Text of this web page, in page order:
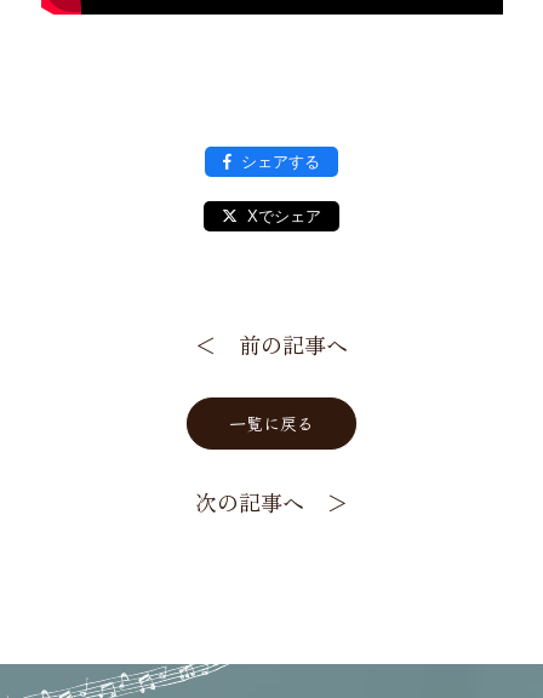
シェアする
Xでシェア
＜ 前の記事へ
一覧に戻る
次の記事へ ＞